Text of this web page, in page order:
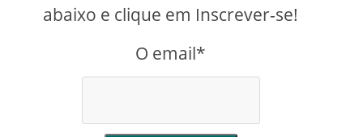
abaixo e clique em Inscrever-se!
O email*